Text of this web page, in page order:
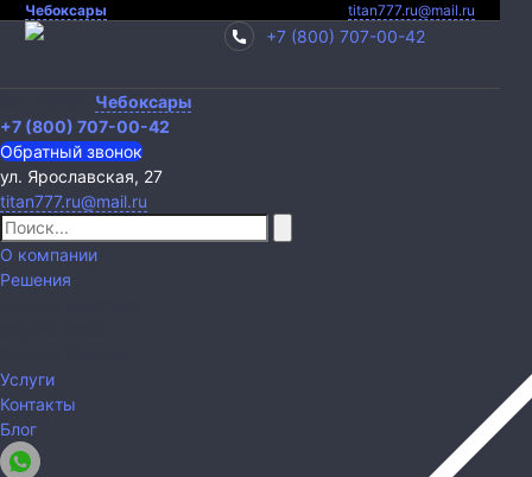
Чебоксары titan777.ru@mail.ru
+7 (800) 707-00-42
Чебоксары
+7 (800) 707-00-42
Обратный звонок
ул. Ярославская, 27
titan777.ru@mail.ru
О компании
Решения
Услуги
Контакты
Блог